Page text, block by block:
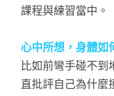
課程與練習當中。
心中所想，身體如
比如前彎手碰不到
直批評自己為什麼